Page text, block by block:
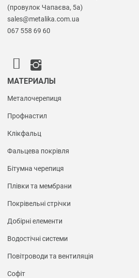
(провулок Чапаєва, 5а)
sales@metalika.com.ua
067 558 69 60
МАТЕРИАЛЫ
Металочерепиця
Профнастил
Клікфальц
Фальцева покрівля
Бітумна черепиця
Плівки та мембрани
Покрівельні стрічки
Добірні елементи
Водостічні системи
Повітроводи та вентиляція
Софіт